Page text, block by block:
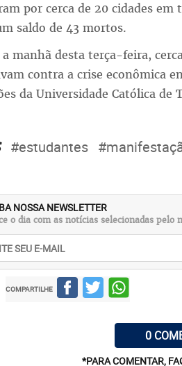
por cerca de 20 cidades
saldo de 43 mortos.
manhã desta terça-feira,
contra a crise econômica
da Universidade Católica
#estudantes
NOSSA NEWSLETTER
o dia com as notícias selecionadas pelo
COMPARTILHE
0
*PARA COMENTAR,